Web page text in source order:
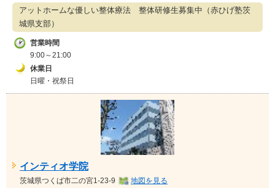
アットホームな優しい整体療法 整体研修生募集中（赤ひげ塾茨
城県支部）
営業時間
9:00～21:00
休業日
日曜・祝祭日
インティオ学院
茨城県つくば市二の宮1-23-9 地図を見る